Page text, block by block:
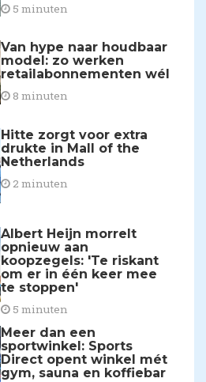
5 minuten
Van hype naar houdbaar
model: zo werken
retailabonnementen wél
8 minuten
Hitte zorgt voor extra
drukte in Mall of the
Netherlands
2 minuten
Albert Heijn morrelt
opnieuw aan
koopzegels: 'Te riskant
om er in één keer mee
te stoppen'
5 minuten
Meer dan een
sportwinkel: Sports
Direct opent winkel mét
gym, sauna en koffiebar